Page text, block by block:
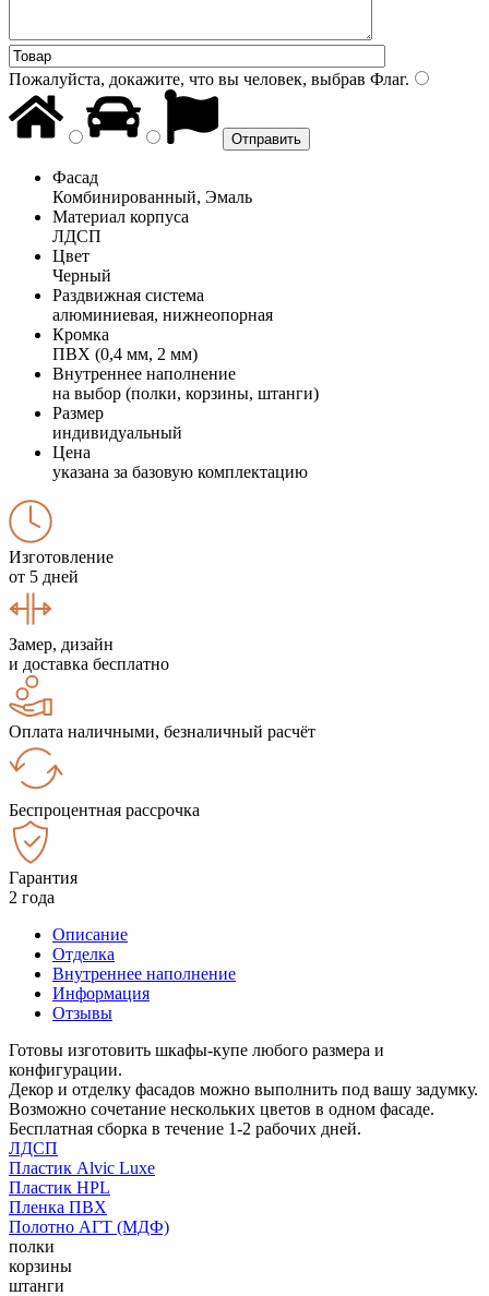
Пожалуйста, докажите, что вы человек, выбрав Флаг.
Фасад
Комбинированный, Эмаль
Материал корпуса
ЛДСП
Цвет
Черный
Раздвижная система
алюминиевая, нижнеопорная
Кромка
ПВХ (0,4 мм, 2 мм)
Внутреннее наполнение
на выбор (полки, корзины, штанги)
Размер
индивидуальный
Цена
указана за базовую комплектацию
Изготовление
от 5 дней
Замер, дизайн
и доставка бесплатно
Оплата наличными, безналичный расчёт
Беспроцентная рассрочка
Гарантия
2 года
Описание
Отделка
Внутреннее наполнение
Информация
Отзывы
Готовы изготовить шкафы-купе любого размера и
конфигурации.
Декор и отделку фасадов можно выполнить под вашу задумку.
Возможно сочетание нескольких цветов в одном фасаде.
Бесплатная сборка в течение 1-2 рабочих дней.
ЛДСП
Пластик Alvic Luxe
Пластик HPL
Пленка ПВХ
Полотно АГТ (МДФ)
полки
корзины
штанги